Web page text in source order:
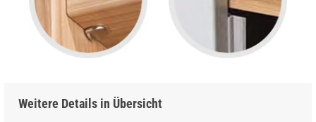
Weitere Details in Übersicht